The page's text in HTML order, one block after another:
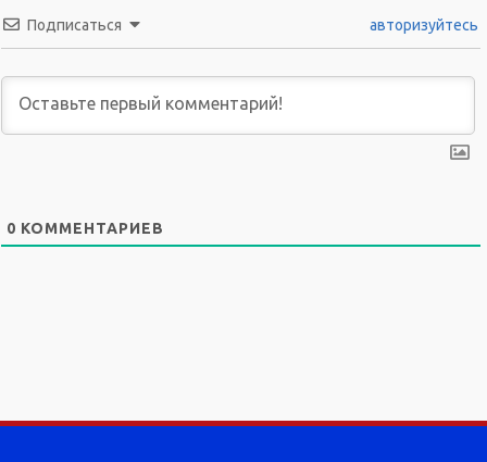
Подписаться авторизуйтесь
0 КОММЕНТАРИЕВ